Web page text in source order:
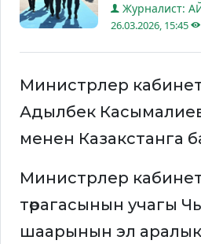
Журналист:
26.03.2026, 15:45
Министрлер
Адылбек
менен Казакстанга
Министрлер
төрагасынын учагы
шаарынын эл